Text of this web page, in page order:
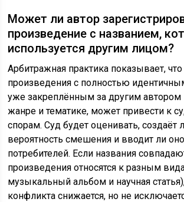
Может ли автор
произведение с названием,
используется другим лицом?
Арбитражная практика показывает,
произведения с полностью
уже закреплённым за другим автором
жанре и тематике, может привести к
спорам. Суд будет оценивать, создаёт
вероятность смешения и вводит ли
потребителей. Если названия
произведения относятся к разным
музыкальный альбом и научная
конфликта снижается, но не